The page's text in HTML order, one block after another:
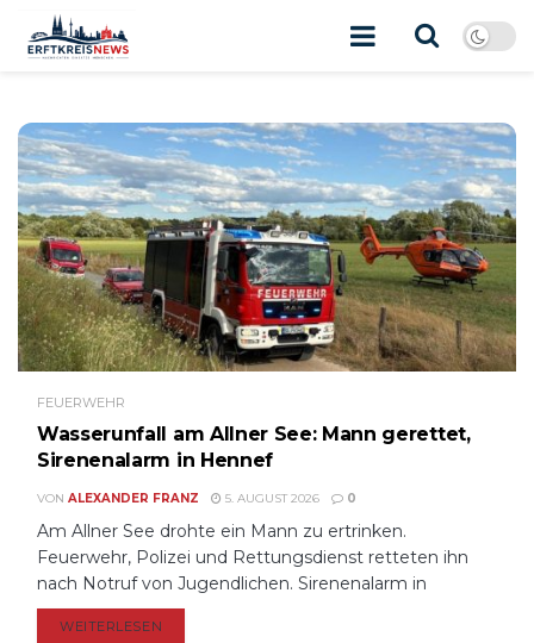
FEUERWEHR
Wasserunfall am Allner See: Mann gerettet,
Sirenenalarm in Hennef
VON ALEXANDER FRANZ 5. AUGUST 2026 0
Am Allner See drohte ein Mann zu ertrinken.
Feuerwehr, Polizei und Rettungsdienst retteten ihn
nach Notruf von Jugendlichen. Sirenenalarm in
WEITERLESEN